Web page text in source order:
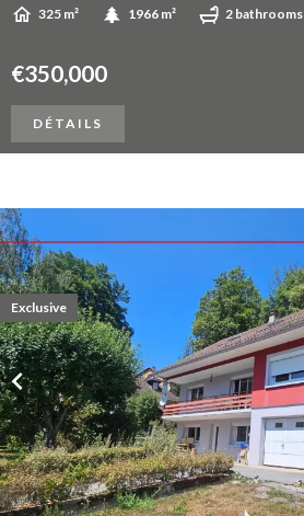
325 m² 1966 m² 2 bathrooms
€350,000
DÉTAILS
Exclusive